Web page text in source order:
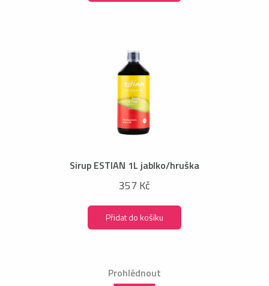
Sirup ESTIAN 1L jablko/hruška
357 Kč
Přidat do košíku
Prohlédnout